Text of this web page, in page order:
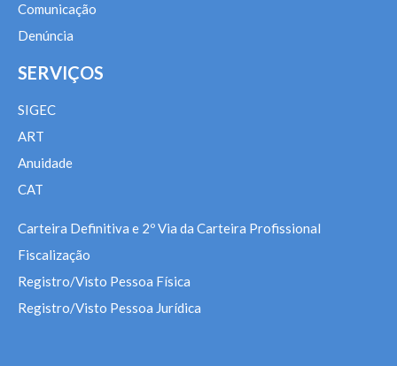
Comunicação
Denúncia
SERVIÇOS
SIGEC
ART
Anuidade
CAT
Carteira Definitiva e 2º Via da Carteira Profissional
Fiscalização
Registro/Visto Pessoa Física
Registro/Visto Pessoa Jurídica